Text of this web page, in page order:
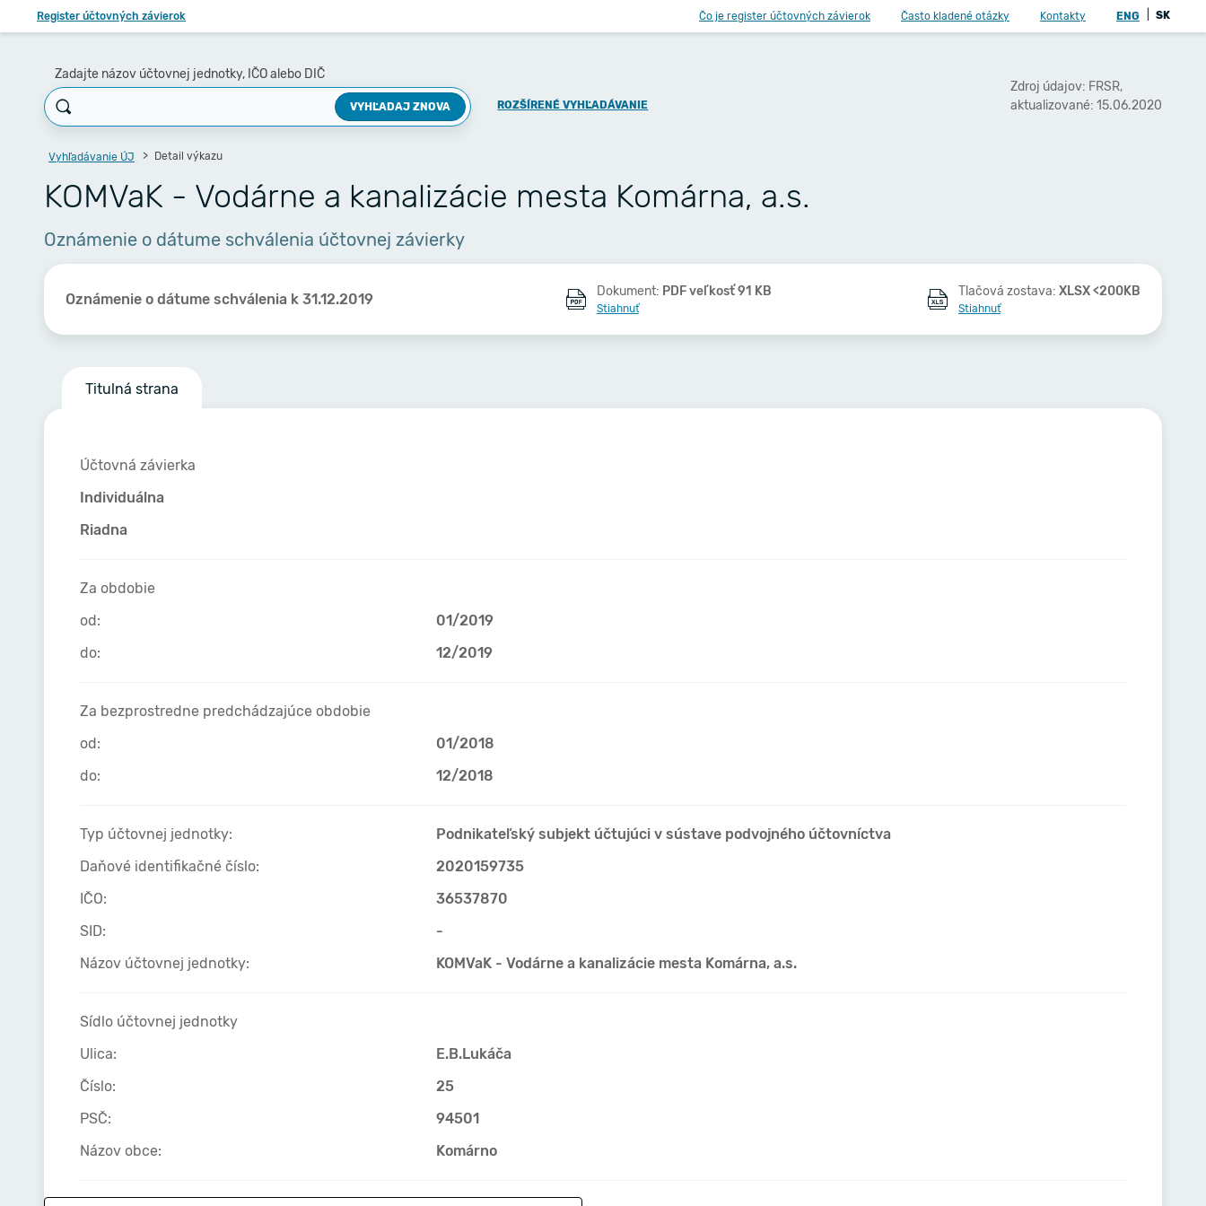
Register účtovných závierok Čo je register účtovných závierok Často kladené otázky Kontakty ENG SK
Zadajte názov účtovnej jednotky, IČO alebo DIČ
VYHĽADAJ ZNOVA ROZŠÍRENÉ VYHĽADÁVANIE
Zdroj údajov: FRSR,
aktualizované: 15.06.2020
Vyhľadávanie ÚJ Detail výkazu
KOMVaK - Vodárne a kanalizácie mesta Komárna, a.s.
Oznámenie o dátume schválenia účtovnej závierky
Oznámenie o dátume schválenia k 31.12.2019 Dokument: PDF veľkosť 91 KB
Stiahnuť
Tlačová zostava: XLSX <200KB
Stiahnuť
Titulná strana
Účtovná závierka
Individuálna
Riadna
Za obdobie
od:
01/2019
do:
12/2019
Za bezprostredne predchádzajúce obdobie
od:
01/2018
do:
12/2018
Typ účtovnej jednotky:
Podnikateľský subjekt účtujúci v sústave podvojného účtovníctva
Daňové identifikačné číslo:
2020159735
IČO:
36537870
SID:
-
Názov účtovnej jednotky:
KOMVaK - Vodárne a kanalizácie mesta Komárna, a.s.
Sídlo účtovnej jednotky
Ulica:
E.B.Lukáča
Číslo:
25
PSČ:
94501
Názov obce:
Komárno